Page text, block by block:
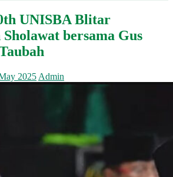
UNISBA Blitar
bersama Gus
2025 Admin